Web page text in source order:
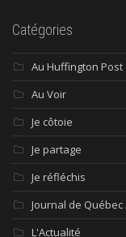
Catégories
Au Huffington Post
Au Voir
Je côtoie
Je partage
Je réfléchis
Journal de
L'Actualité